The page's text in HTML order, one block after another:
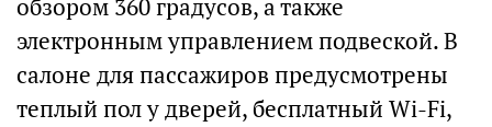
обзором 360 градусов, а также
электронным управлением подвеской. В
салоне для пассажиров предусмотрены
теплый пол у дверей, бесплатный Wi-Fi,